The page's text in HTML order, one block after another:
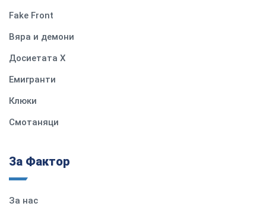
Fake Front
Вяра и демони
Досиетата Х
Емигранти
Клюки
Смотаняци
За Фактор
За нас